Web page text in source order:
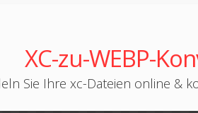
XC-zu-WEBP-
Sie Ihre xc-Dateien online &